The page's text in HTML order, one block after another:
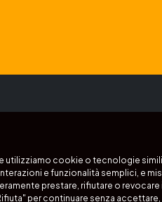
Segui i nostri
Podcast
utilizziamo cookie o tecnologie
e funzionalità semplici, e
prestare, rifiutare o
per continuare senza